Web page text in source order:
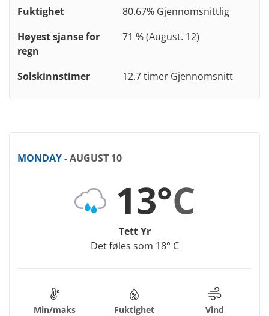
Fuktighet
80.67% Gjennomsnittlig
Høyest sjanse for
regn
71 % (August. 12)
Solskinnstimer 12.7 timer Gjennomsnitt
MONDAY- AUGUST 10
13°C
Tett Yr
Det føles som 18° C
Min/maks
Fuktighet
Vind